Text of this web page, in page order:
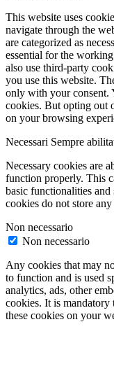
This website uses
navigate through the
are categorized as
essential for the
also use third-party
you use this website.
only with your consent.
cookies. But opting out
on your browsing
Necessari Sempre
Necessary cookies are
function properly. This
basic functionalities and
cookies do not store
Non necessario
Non necessario
Any cookies that may
to function and is used
analytics, ads, other
cookies. It is mandatory
these cookies on your